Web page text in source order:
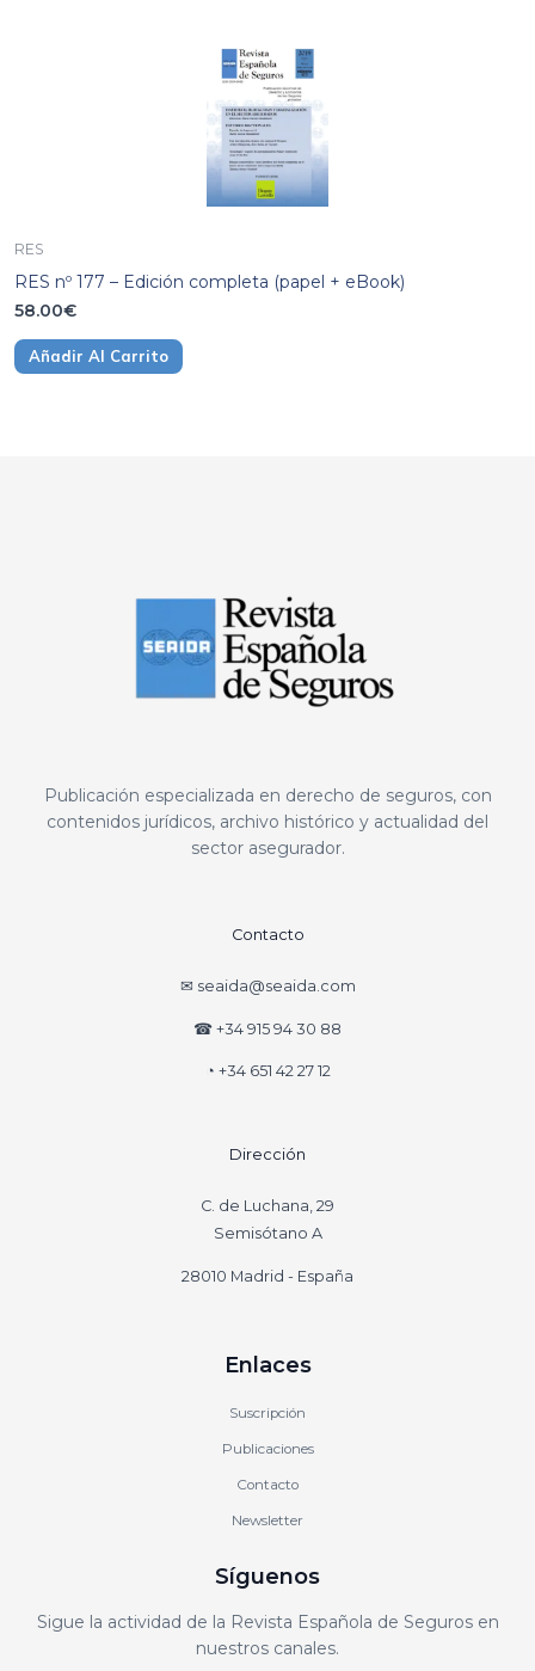
RES
RES nº 177 – Edición completa (papel + eBook)
58.00€
Añadir Al Carrito
Publicación especializada en derecho de seguros, con
contenidos jurídicos, archivo histórico y actualidad del
sector asegurador.
Contacto
✉ seaida@seaida.com
☎ +34 915 94 30 88
◔ +34 651 42 27 12
Dirección
C. de Luchana, 29
Semisótano A
28010 Madrid - España
Enlaces
Suscripción
Publicaciones
Contacto
Newsletter
Síguenos
Sigue la actividad de la Revista Española de Seguros en
nuestros canales.